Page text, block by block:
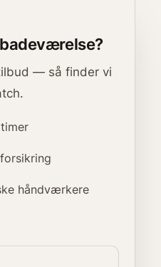
— så finder vi
håndværkere